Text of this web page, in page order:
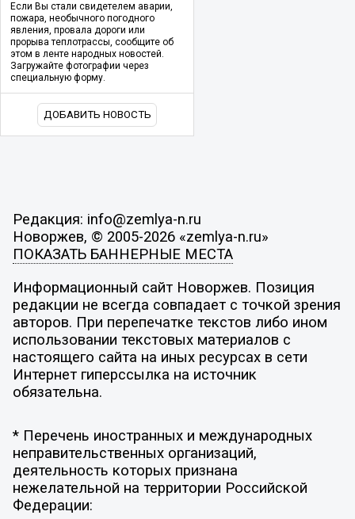
Если Вы стали свидетелем аварии,
пожара, необычного погодного
явления, провала дороги или
прорыва теплотрассы, сообщите об
этом в ленте народных новостей.
Загружайте фотографии через
специальную форму.
ДОБАВИТЬ НОВОСТЬ
Редакция: info@zemlya-n.ru
Новоржев, © 2005-2026 «zemlya-n.ru»
ПОКАЗАТЬ БАННЕРНЫЕ МЕСТА
Информационный сайт Новоржев. Позиция
редакции не всегда совпадает с точкой зрения
авторов. При перепечатке текстов либо ином
использовании текстовых материалов с
настоящего сайта на иных ресурсах в сети
Интернет гиперссылка на источник
обязательна.
* Перечень иностранных и международных
неправительственных организаций,
деятельность которых признана
нежелательной на территории Российской
Федерации: